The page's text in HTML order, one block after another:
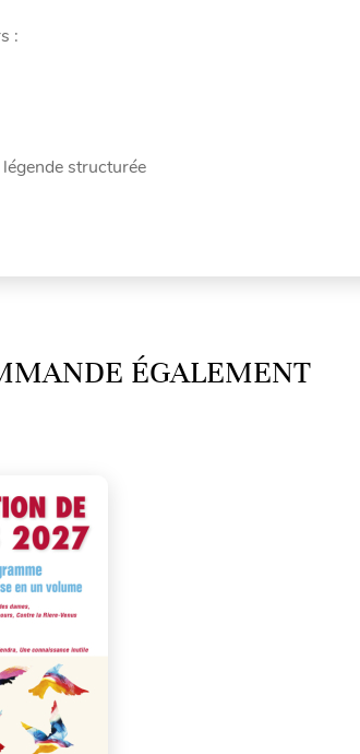
:
structurée
ÉGALEMENT